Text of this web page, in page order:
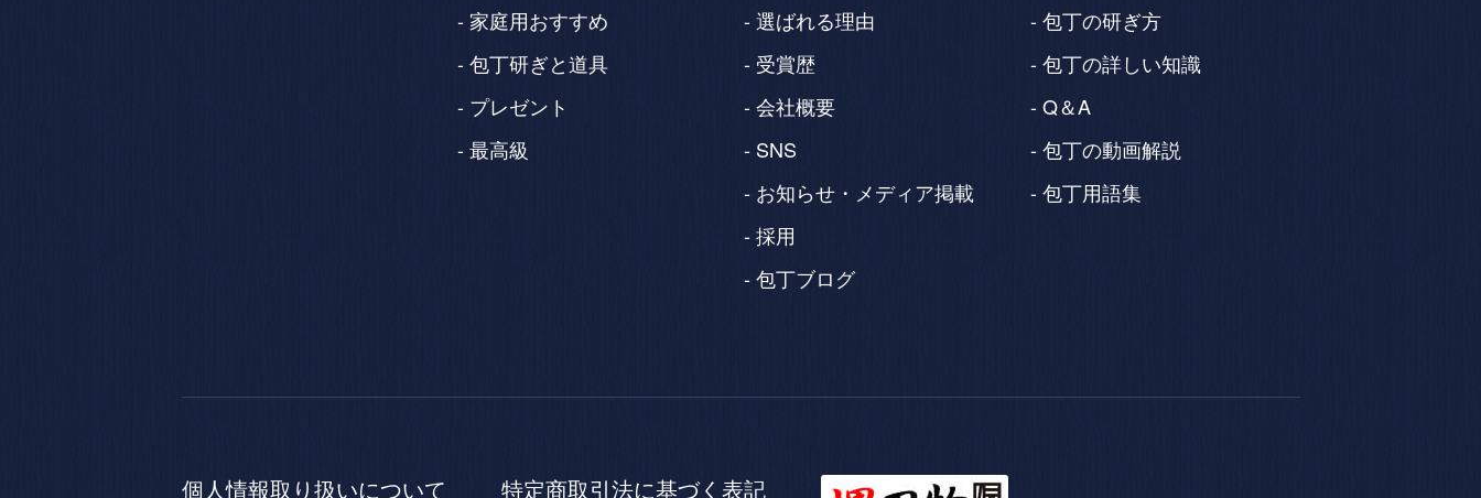
家庭用おすすめ
包丁研ぎと道具
プレゼント
最高級
選ばれる理由
受賞歴
会社概要
SNS
お知らせ・メディア掲載
採用
包丁ブログ
包丁の研ぎ方
包丁の詳しい知識
Q＆A
包丁の動画解説
包丁用語集
個人情報取り扱いについて 特定商取引法に基づく表記